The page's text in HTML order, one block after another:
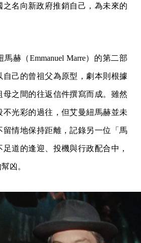
之名向新政府推銷自己，為未來的
赫（Emmanuel Marre）的第二部
自己的曾祖父為原型，劇本則根據
母之間的往返信件撰寫而成。雖然
不光彩的過往，但艾曼紐馬赫並未
留情地保持距離，記錄另一位「馬
道的逢迎、投機與行政配合中，
凶。